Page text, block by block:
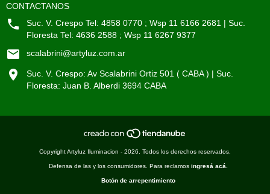
CONTACTANOS
Suc. V. Crespo Tel: 4858 0770 ; Wsp 11 6166 2681 | Suc.
Floresta Tel: 4636 2588 ; Wsp 11 6267 9377
scalabrini@artyluz.com.ar
Suc. V. Crespo: Av Scalabrini Ortiz 501 ( CABA ) | Suc.
Floresta: Juan B. Alberdi 3694 CABA
Copyright Artyluz Iluminacion - 2026. Todos los derechos reservados.
Defensa de las y los consumidores. Para reclamos ingresá acá.
Botón de arrepentimiento